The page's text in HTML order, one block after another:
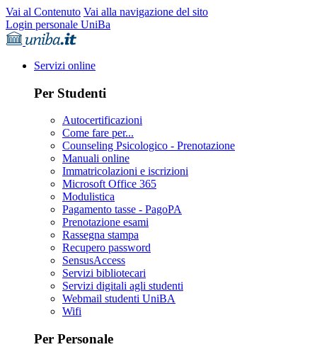
Vai al Contenuto Vai alla navigazione del sito
Login personale UniBa
Servizi online
Per Studenti
Autocertificazioni
Come fare per...
Counseling Psicologico - Prenotazione
Manuali online
Immatricolazioni e iscrizioni
Microsoft Office 365
Modulistica
Pagamento tasse - PagoPA
Prenotazione esami
Rassegna stampa
Recupero password
SensusAccess
Servizi bibliotecari
Servizi digitali agli studenti
Webmail studenti UniBA
Wifi
Per Personale